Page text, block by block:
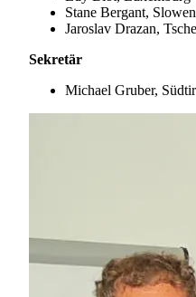
Stane Bergant,
Jaroslav Drazan,
Sekretär
Michael Gruber,